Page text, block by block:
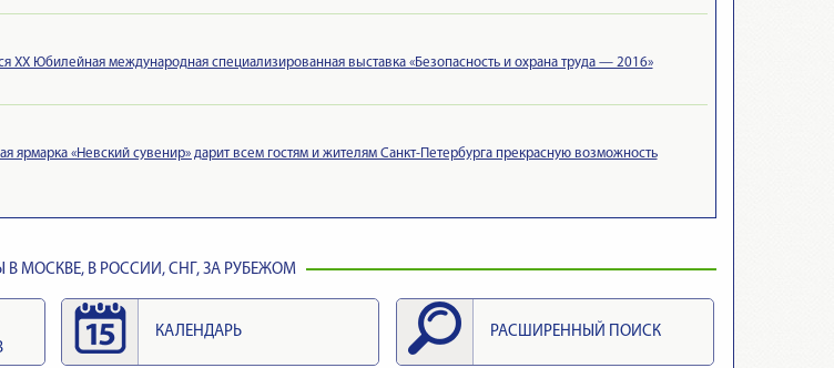
XX Юбилейная международная специализированная выставка «Безопасность и охрана труда — 2016»
ярмарка «Невский сувенир» дарит всем гостям и жителям Санкт-Петербурга прекрасную возможность
МОСКВЕ, В РОССИИ, СНГ, ЗА РУБЕЖОМ
КАЛЕНДАРЬ РАСШИРЕННЫЙ ПОИСК